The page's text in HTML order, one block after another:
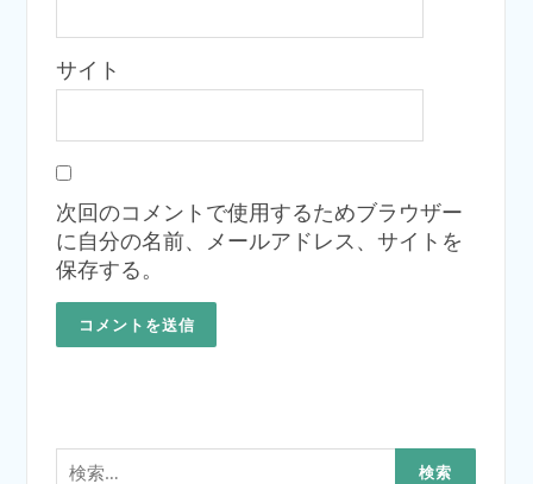
サイト
次回のコメントで使用するためブラウザー
に自分の名前、メールアドレス、サイトを
保存する。
検
索: